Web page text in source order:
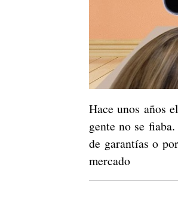
Hace unos años
gente no se
de garantías o
mercado